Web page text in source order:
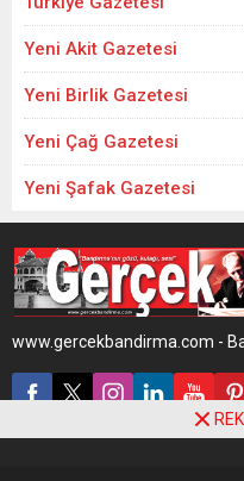
Yeni Akit Gazetesi
Yeni Birlik Gazetesi
Yeni Çağ Gazetesi
Yeni Şafak Gazetesi
www.gercekbandirma.com -